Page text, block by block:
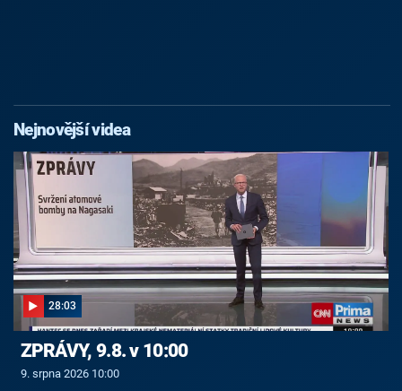
Nejnovější videa
28:03
ZPRÁVY, 9.8. v 10:00
9. srpna 2026 10:00